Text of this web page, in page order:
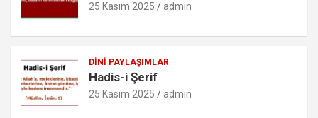
25 Kasım 2025 admin
DINI PAYLAŞIMLAR
Hadis-i Şerif
25 Kasım 2025 admin